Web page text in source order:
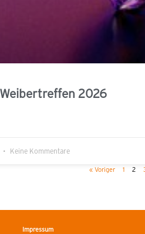
2026
Keine Kommentare
« Voriger 1 2
Impressum